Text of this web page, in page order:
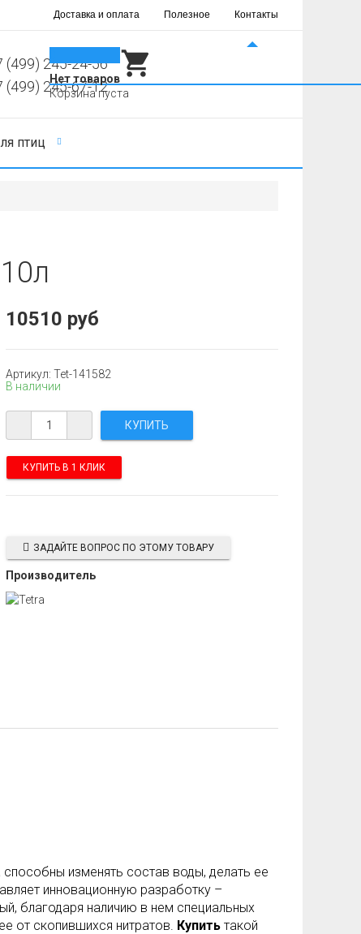
Доставка и оплата Полезное Контакты
(499) 245-24-56
(499) 245-67-12
Нет товаров
Корзина пуста
птиц
10510 руб
Артикул: Tet-141582
В наличии
КУПИТЬ В 1 КЛИК
ЗАДАЙТЕ ВОПРОС ПО ЭТОМУ ТОВАРУ
Производитель
изменять состав воды, делать ее
инновационную разработку –
благодаря наличию в нем специальных
от скопившихся нитратов. Купитьтакой